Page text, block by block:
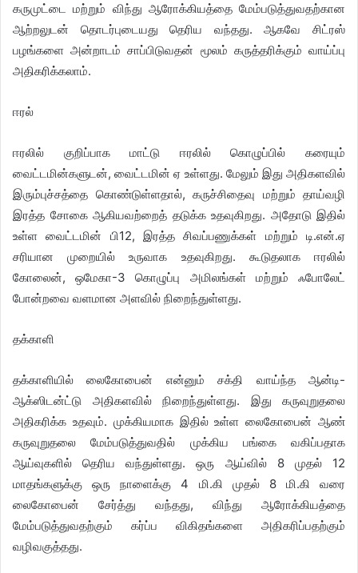
கருமுட்டை மற்றும் விந்து ஆரோக்கியத்தை மேம்படுத்துவதற்கான
ஆற்றலுடன் தொடர்புடையது தெரிய வந்தது. ஆகவே சிட்ரஸ்
பழங்களை அன்றாடம் சாப்பிடுவதன் மூலம் கருத்தரிக்கும் வாய்ப்பு
அதிகரிக்கலாம்.
ஈரல்
ஈரலில் குறிப்பாக மாட்டு ஈரலில் கொழுப்பில் கரையும்
வைட்டமின்களுடன், வைட்டமின் ஏ உள்ளது. மேலும் இது அதிகளவில்
இரும்புச்சத்தை கொண்டுள்ளதால், கருச்சிதைவு மற்றும் தாய்வழி
இரத்த சோகை ஆகியவற்றைத் தடுக்க உதவுகிறது. அதோடு இதில்
உள்ள வைட்டமின் பி12, இரத்த சிவப்பணுக்கள் மற்றும் டி.என்.ஏ
சரியான முறையில் உருவாக உதவுகிறது. கூடுதலாக ஈரலில்
கோலைன், ஒமேகா-3 கொழுப்பு அமிலங்கள் மற்றும் ஃபோலேட்
போன்றவை வளமான அளவில் நிறைந்துள்ளது.
தக்காளி
தக்காளியில் லைகோபைன் என்னும் சக்தி வாய்ந்த ஆன்டி-
ஆக்ஸிடன்ட்டு அதிகளவில் நிறைந்துள்ளது. இது கருவுறுதலை
அதிகரிக்க உதவும். முக்கியமாக இதில் உள்ள லைகோபைன் ஆண்
கருவுறுதலை மேம்படுத்துவதில் முக்கிய பங்கை வகிப்பதாக
ஆய்வுகளில் தெரிய வந்துள்ளது. ஒரு ஆய்வில் 8 முதல் 12
மாதங்களுக்கு ஒரு நாளைக்கு 4 மி.கி முதல் 8 மி.கி வரை
லைகோபைன் சேர்த்து வந்தது, விந்து ஆரோக்கியத்தை
மேம்படுத்துவதற்கும் கர்ப்ப விகிதங்களை அதிகரிப்பதற்கும்
வழிவகுத்தது.